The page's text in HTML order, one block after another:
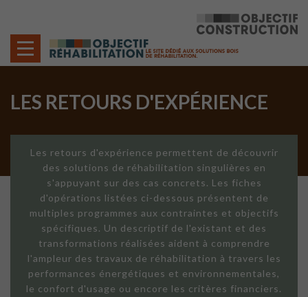
LES RETOURS D'EXPÉRIENCE
Les retours d'expérience permettent de découvrir
des solutions de réhabilitation singulières en
s'appuyant sur des cas concrets. Les fiches
d'opérations listées ci-dessous présentent de
multiples programmes aux contraintes et objectifs
spécifiques. Un descriptif de l'existant et des
transformations réalisées aident à comprendre
l'ampleur des travaux de réhabilitation à travers les
performances énergétiques et environnementales,
le confort d'usage ou encore les critères financiers.